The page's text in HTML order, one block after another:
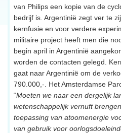
van Philips een kopie van de
bedrijf is. Argentinië zegt ver te
kernfusie en voor verdere
militaire project heeft men die
begin april in Argentinië
worden de contacten gelegd.
gaat naar Argentinië om de
790.000,-. Het Amsterdamse
“Moeten we naar een dergelijk
wetenschappelijk vernuft
toepassing van atoomenergie
van gebruik voor